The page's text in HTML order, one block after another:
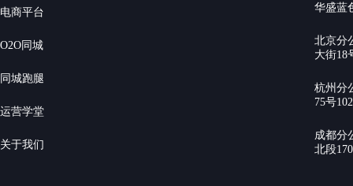
电商平台
O2O同城
同城跑腿
运营学堂
关于我们
华盛蓝
北京分
大街18
杭州分
75号
成都分
北段